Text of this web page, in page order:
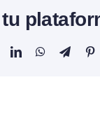
LinkedInWhatsApp